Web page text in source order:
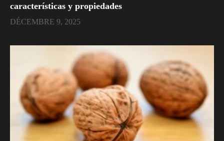
características y propiedades
DÉCEMBRE 9, 2025